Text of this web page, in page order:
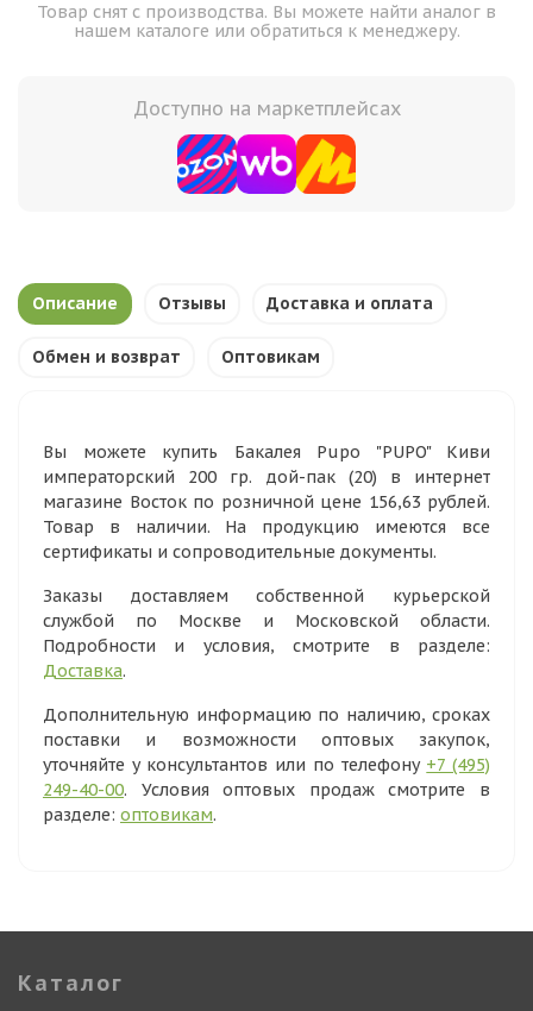
Товар снят с производства. Вы можете найти аналог в
нашем каталоге или обратиться к менеджеру.
Доступно на маркетплейсах
Описание Отзывы Доставка и оплата
Обмен и возврат Оптовикам
Вы можете купить Бакалея Pupo "PUPO" Киви
императорский 200 гр. дой-пак (20) в интернет
магазине Восток по розничной цене 156,63 рублей.
Товар в наличии. На продукцию имеются все
сертификаты и сопроводительные документы.
Заказы доставляем собственной курьерской
службой по Москве и Московской области.
Подробности и условия, смотрите в разделе:
Доставка.
Дополнительную информацию по наличию, сроках
поставки и возможности оптовых закупок,
уточняйте у консультантов или по телефону +7 (495)
249-40-00. Условия оптовых продаж смотрите в
разделе: оптовикам.
Каталог